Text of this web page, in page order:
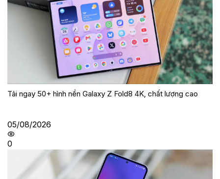
Tải ngay 50+ hình nền Galaxy Z Fold8 4K, chất lượng cao
05/08/2026
0